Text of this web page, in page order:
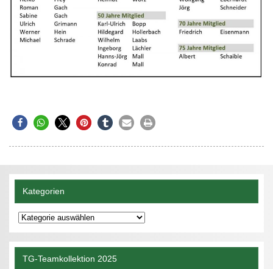
Kategorien
Kategorien
TG-Teamkollektion 2025